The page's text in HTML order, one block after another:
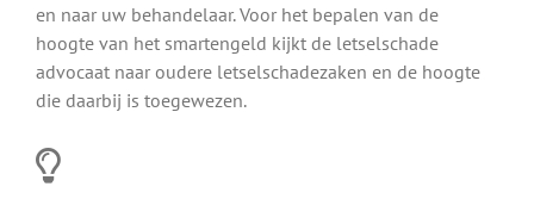
en naar uw behandelaar. Voor het bepalen van de
hoogte van het smartengeld kijkt de letselschade
advocaat naar oudere letselschadezaken en de hoogte
die daarbij is toegewezen.